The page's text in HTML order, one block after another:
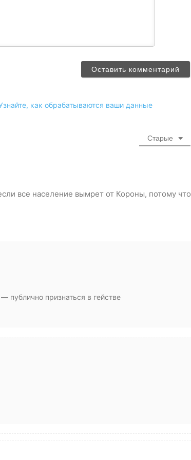
как обрабатываются ваши данные
Старые
все население вымрет от Короны, потому что
публично признаться в гействе